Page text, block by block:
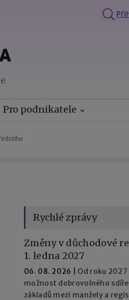
Pro podnikatele
Rychlé zprávy
Změny v důchodové
1. ledna 2027
06. 08. 2026
Od roku 2027
možnost dobrovolného
základů mezi manžely a